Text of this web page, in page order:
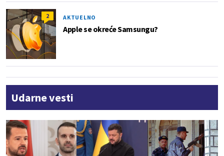
2 AKTUELNO
Apple se okreće Samsungu?
Udarne vesti